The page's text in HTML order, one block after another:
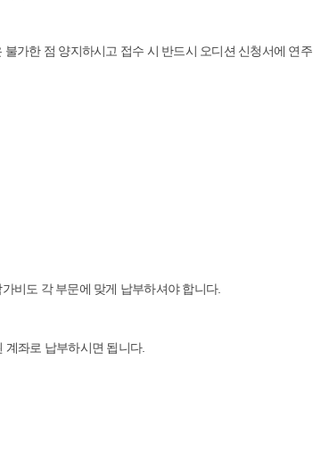
가한 점 양지하시고 접수 시 반드시 오디션 신청서에 연주
비도 각 부문에 맞게 납부하셔야 합니다.
좌로 납부하시면 됩니다.